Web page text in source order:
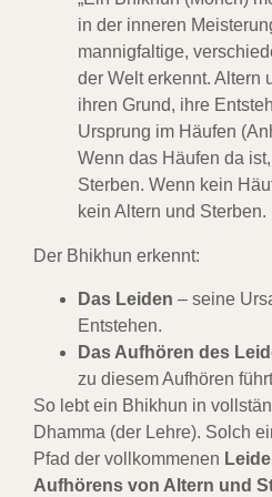
in der inneren
mannigfaltige,
der Welt erkennt. Altern
ihren Grund, ihre
Ursprung im Häufen
Wenn das Häufen da
Sterben. Wenn kein
kein Altern und Sterben.
Der Bhikhun erkennt:
Das Leiden – seine
Entstehen.
Das Aufhören des
zu diesem Aufhören
So lebt ein Bhikhun in
Dhamma (der Lehre). Solch
Pfad der vollkommenen
Aufhörens von Altern und